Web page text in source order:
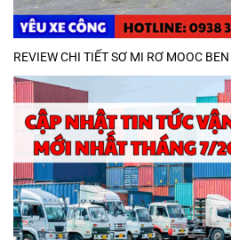
REVIEW CHI TIẾT SƠ MI RƠ MOOC BEN